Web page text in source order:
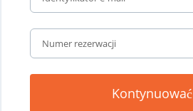
Kontynuować